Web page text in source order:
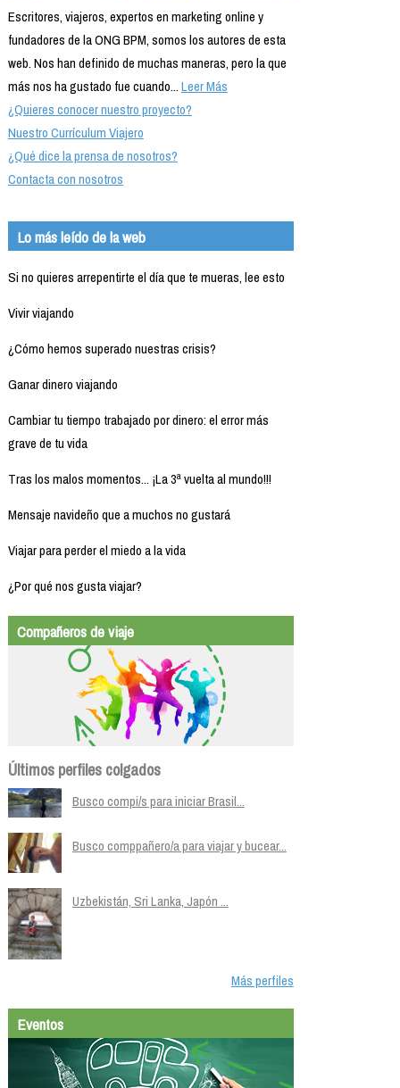
Escritores, viajeros, expertos en marketing online y
fundadores de la ONG BPM, somos los autores de esta
web. Nos han definido de muchas maneras, pero la que
más nos ha gustado fue cuando...Leer Más
¿Quieres conocer nuestro proyecto?
Nuestro Currículum Viajero
¿Qué dice la prensa de nosotros?
Contacta con nosotros
Lo más leído de la web
Si no quieres arrepentirte el día que te mueras, lee esto
Vivir viajando
¿Cómo hemos superado nuestras crisis?
Ganar dinero viajando
Cambiar tu tiempo trabajado por dinero: el error más
grave de tu vida
Tras los malos momentos... ¡La 3ª vuelta al mundo!!!
Mensaje navideño que a muchos no gustará
Viajar para perder el miedo a la vida
¿Por qué nos gusta viajar?
Compañeros de viaje
Últimos perfiles colgados
Busco compi/s para iniciar Brasil...
Busco comppañero/a para viajar y bucear...
Uzbekistán, Sri Lanka, Japón ...
Más perfiles
Eventos